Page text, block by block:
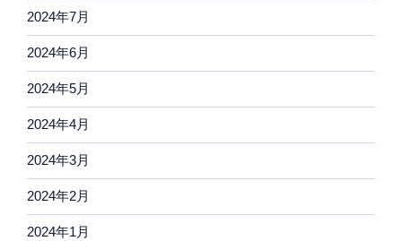
2024年7月
2024年6月
2024年5月
2024年4月
2024年3月
2024年2月
2024年1月